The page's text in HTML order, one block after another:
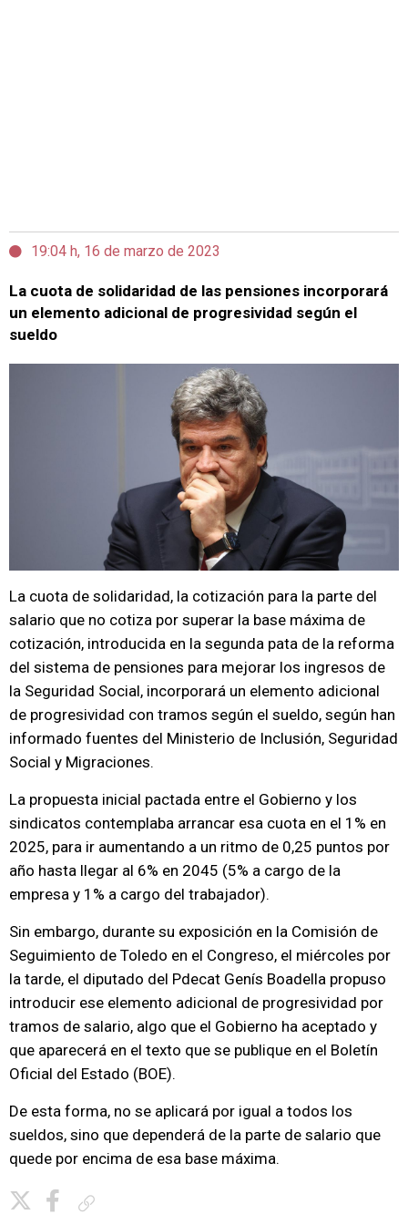
19:04 h, 16 de marzo de 2023
La cuota de solidaridad de las pensiones incorporará
un elemento adicional de progresividad según el
sueldo
La cuota de solidaridad, la cotización para la parte del
salario que no cotiza por superar la base máxima de
cotización, introducida en la segunda pata de la reforma
del sistema de pensiones para mejorar los ingresos de
la Seguridad Social, incorporará un elemento adicional
de progresividad con tramos según el sueldo, según han
informado fuentes del Ministerio de Inclusión, Seguridad
Social y Migraciones.
La propuesta inicial pactada entre el Gobierno y los
sindicatos contemplaba arrancar esa cuota en el 1% en
2025, para ir aumentando a un ritmo de 0,25 puntos por
año hasta llegar al 6% en 2045 (5% a cargo de la
empresa y 1% a cargo del trabajador).
Sin embargo, durante su exposición en la Comisión de
Seguimiento de Toledo en el Congreso, el miércoles por
la tarde, el diputado del Pdecat Genís Boadella propuso
introducir ese elemento adicional de progresividad por
tramos de salario, algo que el Gobierno ha aceptado y
que aparecerá en el texto que se publique en el Boletín
Oficial del Estado (BOE).
De esta forma, no se aplicará por igual a todos los
sueldos, sino que dependerá de la parte de salario que
quede por encima de esa base máxima.